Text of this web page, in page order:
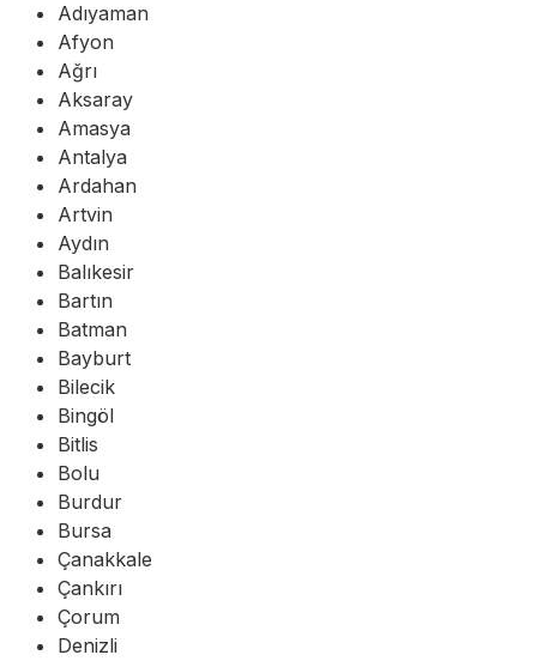
Adıyaman
Afyon
Ağrı
Aksaray
Amasya
Antalya
Ardahan
Artvin
Aydın
Balıkesir
Bartın
Batman
Bayburt
Bilecik
Bingöl
Bitlis
Bolu
Burdur
Bursa
Çanakkale
Çankırı
Çorum
Denizli